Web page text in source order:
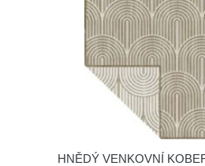
HNĚDÝ VENKOVNÍ